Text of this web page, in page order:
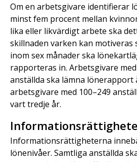
Om en arbetsgivare identifierar
minst fem procent mellan
lika eller likvärdigt arbete ska
skillnaden varken kan
inom sex månader ska
rapporteras in. Arbetsgivare
anställda ska lämna lönerapport
arbetsgivare med 100–249
vart tredje år.
Informationsrättigheterna
lönenivåer. Samtliga anställda